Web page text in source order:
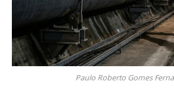
Paulo Roberto Gomes